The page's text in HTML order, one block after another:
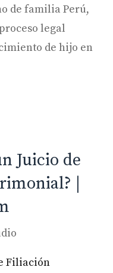
de familia Perú,
legal
de hijo en
Juicio de
|
Filiación